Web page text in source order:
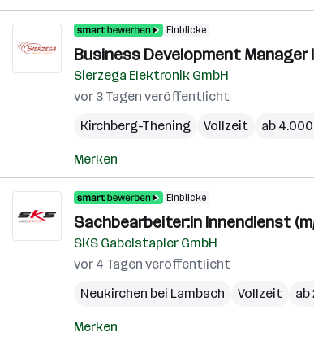
Einblicke
Business Development Manager
Sierzega Elektronik GmbH
vor 3 Tagen veröffentlicht
Kirchberg-Thening
Vollzeit ab
Merken
Einblicke
Sachbearbeiter:in Innendienst
SKS Gabelstapler GmbH
vor 4 Tagen veröffentlicht
Neukirchen bei Lambach
Vollzeit ab
Merken